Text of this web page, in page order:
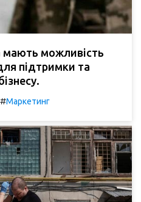
мають можливість
підтримки та
#Маркетинг